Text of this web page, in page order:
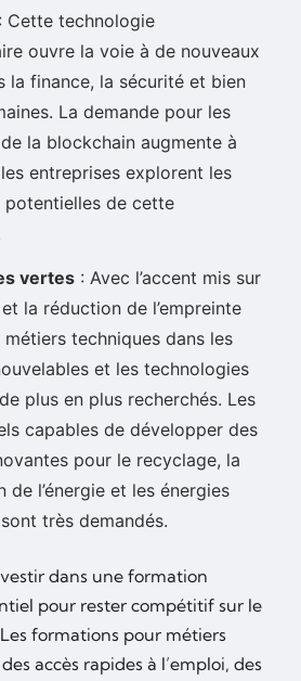
: Cette technologie
ouvre la voie à de nouveaux
la finance, la sécurité et bien
La demande pour les
la blockchain augmente à
entreprises explorent les
de cette
vertes : Avec l’accent mis sur
la réduction de l’empreinte
techniques dans les
et les technologies
plus en plus recherchés. Les
capables de développer des
pour le recyclage, la
de l’énergie et les énergies
très demandés.
dans une formation
pour rester compétitif sur le
formations pour métiers
accès rapides à l’emploi, des